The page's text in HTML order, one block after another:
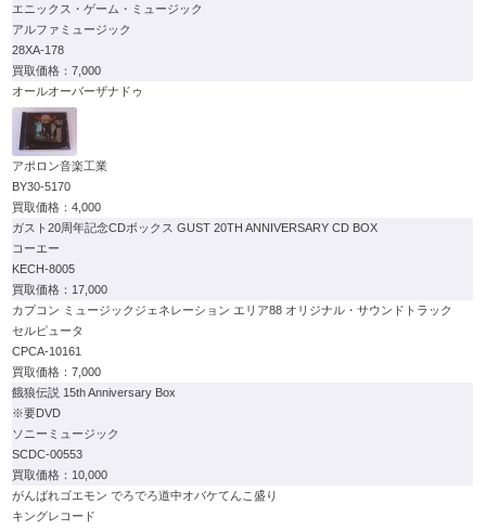
エニックス・ゲーム・ミュージック
アルファミュージック
28XA-178
7,000
オールオーバーザナドゥ
アポロン音楽工業
BY30-5170
4,000
ガスト20周年記念CDボックス GUST 20TH ANNIVERSARY CD BOX
コーエー
KECH-8005
17,000
カプコン ミュージックジェネレーション エリア88 オリジナル・サウンドトラック
セルピュータ
CPCA-10161
7,000
餓狼伝説 15th Anniversary Box
※要DVD
ソニーミュージック
SCDC-00553
10,000
がんばれゴエモン でろでろ道中オバケてんこ盛り
キングレコード